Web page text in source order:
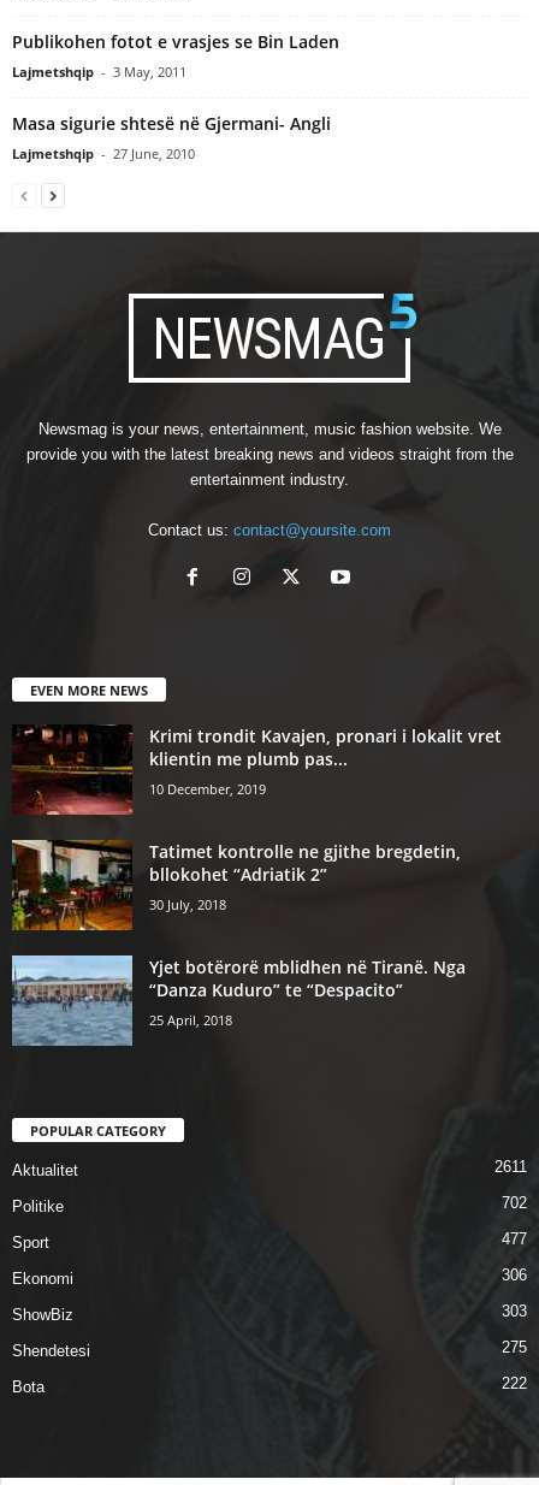
Publikohen fotot e vrasjes se Bin Laden
Lajmetshqip - 3 May, 2011
Masa sigurie shtesë në Gjermani- Angli
Lajmetshqip - 27 June, 2010
Newsmag is your news, entertainment, music fashion website. We
provide you with the latest breaking news and videos straight from the
entertainment industry.
Contact us: contact@yoursite.com
EVEN MORE NEWS
Krimi trondit Kavajen, pronari i lokalit vret
klientin me plumb pas...
10 December, 2019
Tatimet kontrolle ne gjithe bregdetin,
bllokohet “Adriatik 2”
30 July, 2018
Yjet botërorë mblidhen në Tiranë. Nga
“Danza Kuduro” te “Despacito”
25 April, 2018
POPULAR CATEGORY
Aktualitet 2611
Politike 702
Sport 477
Ekonomi 306
ShowBiz 303
Shendetesi 275
Bota 222